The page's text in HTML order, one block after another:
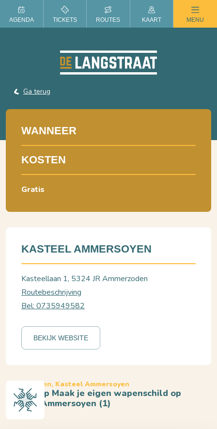
ZOMER IN DE LANGSTRAAT
Ga terug
Ammerzoden, Kasteel Ammersoyen
Workshop Maak je eigen wapenschild op
kasteel Ammersoyen (1)
WANNEER
KOSTEN
Gratis
KASTEEL AMMERSOYEN
Kasteellaan 1, 5324 JR Ammerzoden
Routebeschrijving
Bel: 0735949582
BEKIJK WEBSITE
AGENDA TICKETS ROUTES KAART MENU